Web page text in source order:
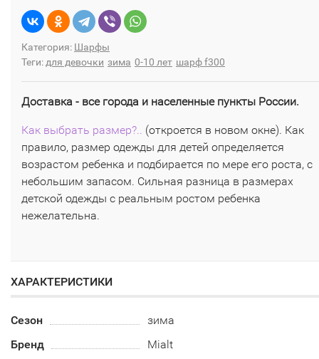
Категория: Шарфы
Теги:для девочки зима 0-10 лет шарф f300
Доставка - все города и населенные пункты России.
Как выбрать размер?.. (откроется в новом окне). Как
правило, размер одежды для детей определяется
возрастом ребенка и подбирается по мере его роста, с
небольшим запасом. Сильная разница в размерах
детской одежды с реальным ростом ребенка
нежелательна.
ХАРАКТЕРИСТИКИ
Сезон
зима
Бренд
Mialt